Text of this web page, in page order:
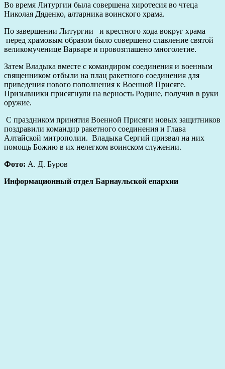
Во время Литургии была совершена хиротесия во чтеца
Николая Дяденко, алтарника воинского храма.
По завершении Литургии и крестного хода вокруг храма
перед храмовым образом было совершено славление святой
великомученице Варваре и провозглашено многолетие.
Затем Владыка вместе с командиром соединения и военным
священником отбыли на плац ракетного соединения для
приведения нового пополнения к Военной Присяге.
Призывники присягнули на верность Родине, получив в руки
оружие.
С праздником принятия Военной Присяги новых защитников
поздравили командир ракетного соединения и Глава
Алтайской митрополии. Владыка Сергий призвал на них
помощь Божию в их нелегком воинском служении.
Фото: А. Д. Буров
Информационный отдел Барнаульской епархии